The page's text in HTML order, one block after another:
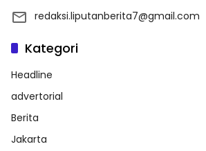
redaksi.liputanberita7@gmail.com
Kategori
Headline
advertorial
Berita
Jakarta